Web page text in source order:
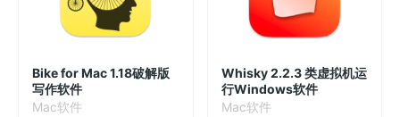
Bike for Mac 1.18破解版
写作软件
Mac软件
Whisky 2.2.3 类虚拟机运
行Windows软件
Mac软件